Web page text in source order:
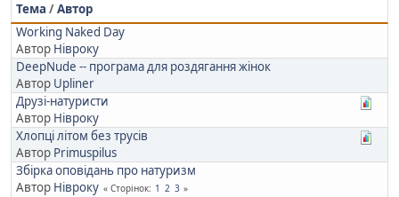
Тема /Автор
Working Naked Day
Автор Нівроку
DeepNude -- програма для роздягання жінок
Автор Upliner
Друзі-натуристи
Автор Нівроку
Хлопці літом без трусів
Автор Primuspilus
Збірка оповідань про натуризм
Автор Нівроку Сторінок 1 2 3